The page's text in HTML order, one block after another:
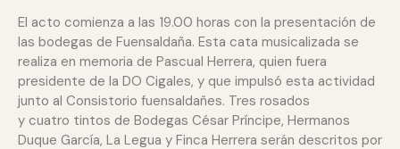
El acto comienza a las 19.00 horas con la presentación de
las bodegas de Fuensaldaña. Esta cata musicalizada se
realiza en memoria de Pascual Herrera, quien fuera
presidente de la DO Cigales, y que impulsó esta actividad
junto al Consistorio fuensaldañes. Tres rosados
y cuatro tintos de Bodegas César Príncipe, Hermanos
Duque García, La Legua y Finca Herrera serán descritos por